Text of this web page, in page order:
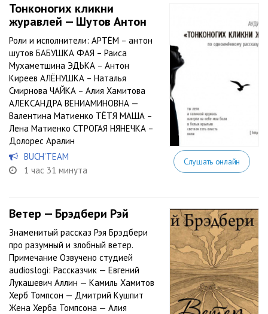
Тонконогих кликни
журавлей — Шутов Антон
Роли и исполнители: АРТЁМ – антон
шутов БАБУШКА ФАЯ – Раиса
Мухаметшина ЭДЬКА – Антон
Киреев АЛЁНУШКА – Наталья
Смирнова ЧАЙКА – Алия Хамитова
АЛЕКСАНДРА ВЕНИАМИНОВНА —
Валентина Матиенко ТЁТЯ МАША –
Лена Матиенко СТРОГАЯ НЯНЕЧКА –
Долорес Аралин
BUCH’TEAM
1 час 31 минута
Слушать онлайн
Ветер — Брэдбери Рэй
Знаменитый рассказ Рэя Брэдбери
про разумный и злобный ветер.
Примечание Озвучено студией
audioslogi: Рассказчик — Евгений
Лукашевич Аллин — Камиль Хамитов
Херб Томпсон — Дмитрий Кушпит
Жена Херба Томпсона — Алия